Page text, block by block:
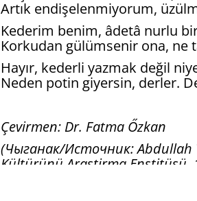
Artık endişelenmiyorum,
Kederim benim, âdetâ nurlu bir
Korkudan gülümsenir ona, ne
Hayır, kederli yazmak değil
Neden potin giyersin, derler.
Çevirmen: Dr. Fatma Őzkan
(Чыганак/Источник: Abdullah
Kültürünü Araştirma Enstitüsü,